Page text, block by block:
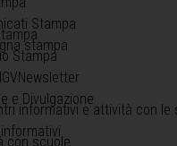
Stampa
stampa
Stampa
e Divulgazione
informativi e attività con le
con scuole